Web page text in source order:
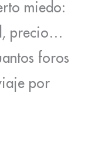
miedo:
precio…
foros
por